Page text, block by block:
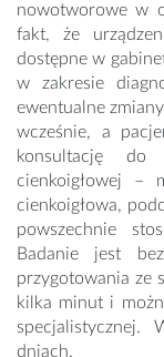
nowotworowe w
fakt, że
dostępne w
w zakresie
ewentualne
wcześnie, a
konsultację
cienkoigłowej –
cienkoigłowa,
powszechnie
Badanie jest
przygotowania ze
kilka minut i
dniach.